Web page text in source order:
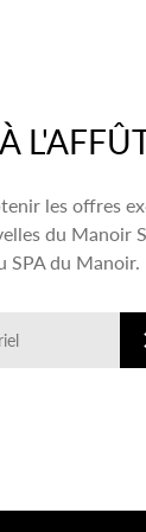
les offres
du Manoir
SPA du Manoir.